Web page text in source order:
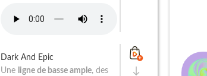
Dark And Epic
Une ligne de basse ample, des